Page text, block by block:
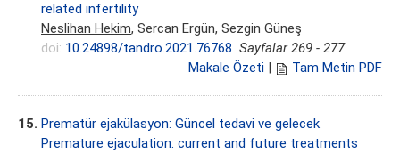
related infertility
Neslihan Hekim, Sercan Ergün, Sezgin Güneş
doi: 10.24898/tandro.2021.76768 Sayfalar 269 - 277
Makale Özeti
Tam Metin PDF
15. Prematür ejakülasyon: Güncel tedavi ve gelecek
Premature ejaculation: current and future treatments